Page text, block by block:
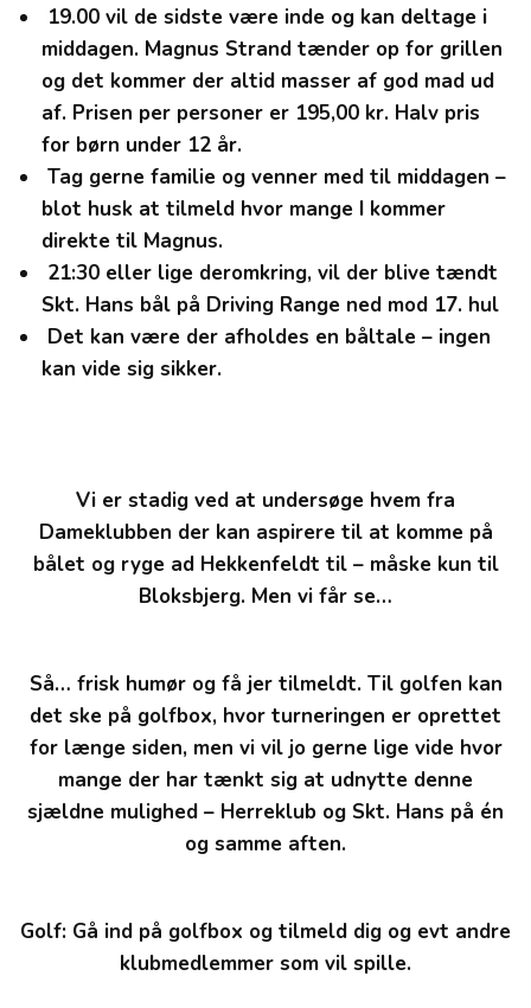
19.00 vil de sidste være inde og kan deltage i
middagen. Magnus Strand tænder op for grillen
og det kommer der altid masser af god mad ud
af. Prisen per personer er 195,00 kr. Halv pris
for børn under 12 år.
Tag gerne familie og venner med til middagen –
blot husk at tilmeld hvor mange I kommer
direkte til Magnus.
21:30 eller lige deromkring, vil der blive tændt
Skt. Hans bål på Driving Range ned mod 17. hul
Det kan være der afholdes en båltale – ingen
kan vide sig sikker.
Vi er stadig ved at undersøge hvem fra
Dameklubben der kan aspirere til at komme på
bålet og ryge ad Hekkenfeldt til – måske kun til
Bloksbjerg. Men vi får se…
Så… frisk humør og få jer tilmeldt. Til golfen kan
det ske på golfbox, hvor turneringen er oprettet
for længe siden, men vi vil jo gerne lige vide hvor
mange der har tænkt sig at udnytte denne
sjældne mulighed – Herreklub og Skt. Hans på én
og samme aften.
Golf: Gå ind på golfbox og tilmeld dig og evt andre
klubmedlemmer som vil spille.